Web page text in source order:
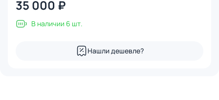
35 000 ₽
В наличии 6 шт.
Нашли дешевле?